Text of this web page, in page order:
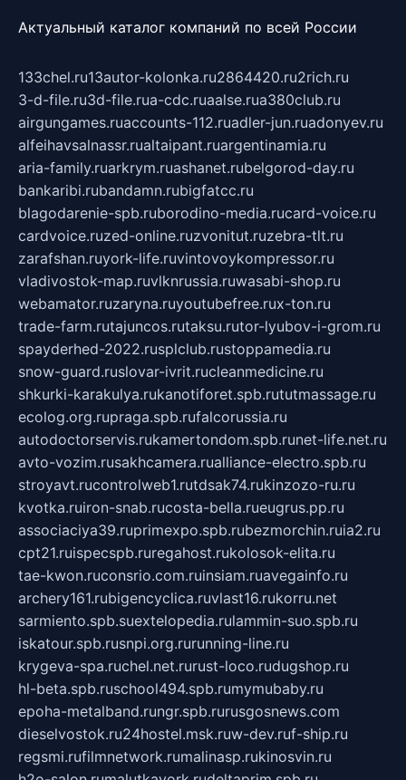
Актуальный каталог компаний по всей России
133chel.ru13autor-kolonka.ru2864420.ru2rich.ru
3-d-file.ru3d-file.rua-cdc.ruaalse.rua380club.ru
airgungames.ruaccounts-112.ruadler-jun.ruadonyev.ru
alfeihavsalnassr.rualtaipant.ruargentinamia.ru
aria-family.ruarkrym.ruashanet.rubelgorod-day.ru
bankaribi.rubandamn.rubigfatcc.ru
blagodarenie-spb.ruborodino-media.rucard-voice.ru
cardvoice.ruzed-online.ruzvonitut.ruzebra-tlt.ru
zarafshan.ruyork-life.ruvintovoykompressor.ru
vladivostok-map.ruvlknrussia.ruwasabi-shop.ru
webamator.ruzaryna.ruyoutubefree.rux-ton.ru
trade-farm.rutajuncos.rutaksu.rutor-lyubov-i-grom.ru
spayderhed-2022.rusplclub.rustoppamedia.ru
snow-guard.ruslovar-ivrit.rucleanmedicine.ru
shkurki-karakulya.rukanotiforet.spb.rututmassage.ru
ecolog.org.rupraga.spb.rufalcorussia.ru
autodoctorservis.rukamertondom.spb.runet-life.net.ru
avto-vozim.rusakhcamera.rualliance-electro.spb.ru
stroyavt.rucontrolweb1.rutdsak74.rukinzozo-ru.ru
kvotka.ruiron-snab.rucosta-bella.rueugrus.pp.ru
associaciya39.ruprimexpo.spb.rubezmorchin.ruia2.ru
cpt21.ruispecspb.ruregahost.rukolosok-elita.ru
tae-kwon.ruconsrio.com.ruinsiam.ruavegainfo.ru
archery161.rubigencyclica.ruvlast16.rukorru.net
sarmiento.spb.suextelopedia.rulammin-suo.spb.ru
iskatour.spb.rusnpi.org.rurunning-line.ru
krygeva-spa.ruchel.net.rurust-loco.rudugshop.ru
hl-beta.spb.ruschool494.spb.rumymubaby.ru
epoha-metalband.rungr.spb.rurusgosnews.com
dieselvostok.ru24hostel.msk.ruw-dev.ruf-ship.ru
regsmi.rufilmnetwork.rumalinasp.rukinosvin.ru